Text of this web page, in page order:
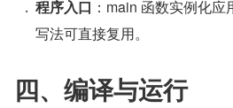
程序入口 ：main 函数实例化
写法可直接复用。
四、编译与运行